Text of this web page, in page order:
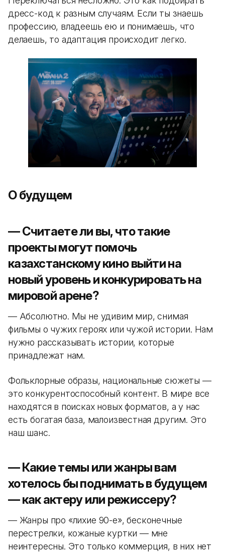
дресс-код к разным случаям. Если ты знаешь
профессию, владеешь ею и понимаешь, что
делаешь, то адаптация происходит легко.
О будущем
— Считаете ли вы, что такие
проекты могут помочь
казахстанскому кино выйти на
новый уровень и конкурировать на
мировой арене?
— Абсолютно. Мы не удивим мир, снимая
фильмы о чужих героях или чужой истории. Нам
нужно рассказывать истории, которые
принадлежат нам.
Фольклорные образы, национальные сюжеты —
это конкурентоспособный контент. В мире все
находятся в поисках новых форматов, а у нас
есть богатая база, малоизвестная другим. Это
наш шанс.
— Какие темы или жанры вам
хотелось бы поднимать в будущем
— как актеру или режиссеру?
— Жанры про «лихие 90-е», бесконечные
перестрелки, кожаные куртки — мне
неинтересны. Это только коммерция, в них нет